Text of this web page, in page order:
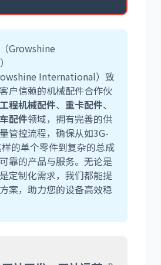
Growshine
International）致
户信赖的机械配件合作伙
工程机械配件、 重卡配件、
配件领域，拥有完善的供
管控流程，确保从如3G-
的单个零件到复杂的总成
靠的产品与服务。无论是
定制化需求，我们都能提
案，助力您的设备高效稳